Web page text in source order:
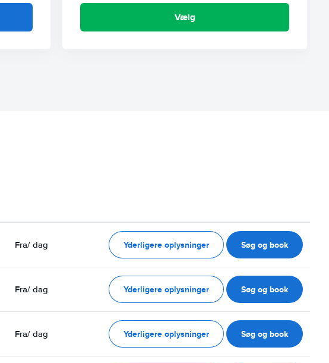
Vælg
Fra/ dag Yderligere oplysninger Søg og book
Fra/ dag Yderligere oplysninger Søg og book
Fra/ dag Yderligere oplysninger Søg og book